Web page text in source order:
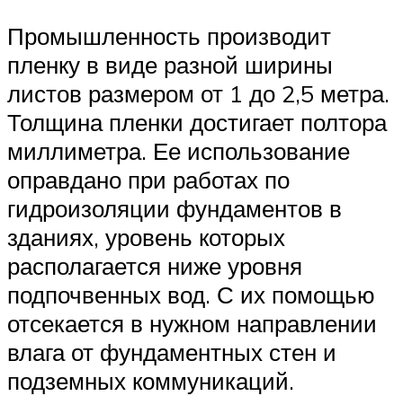
Промышленность производит
пленку в виде разной ширины
листов размером от 1 до 2,5 метра.
Толщина пленки достигает полтора
миллиметра. Ее использование
оправдано при работах по
гидроизоляции фундаментов в
зданиях, уровень которых
располагается ниже уровня
подпочвенных вод. С их помощью
отсекается в нужном направлении
влага от фундаментных стен и
подземных коммуникаций.